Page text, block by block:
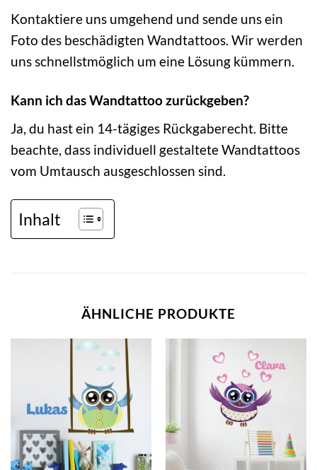
Kontaktiere uns umgehend und sende uns ein
Foto des beschädigten Wandtattoos. Wir werden
uns schnellstmöglich um eine Lösung kümmern.
Kann ich das Wandtattoo zurückgeben?
Ja, du hast ein 14-tägiges Rückgaberecht. Bitte
beachte, dass individuell gestaltete Wandtattoos
vom Umtausch ausgeschlossen sind.
Inhalt
ÄHNLICHE PRODUKTE